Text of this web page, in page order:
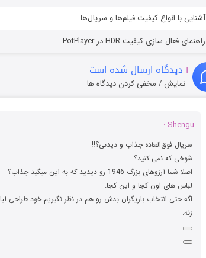
آشنایی با انواع کیفیت فیلم‌ها و سریال‌ها
راهنمای فعال سازی کیفیت HDR در PotPlayer
۱ دیدگاه ارسال شده است
نمایش / مخفی کردن دیدگاه ها
Shengu :
سریال فوق‌العاده جذاب و دیدنی؟!!
شوخی که نمی کنید؟
اصلا شما آرزوهای بزرگ 1946 رو دیدید که به این میگید جذاب؟
لباس های اون کجا و این کجا.
اگه حتی انتخاب بازیگران بدش رو هم در نظر نگیریم خود
زنه.